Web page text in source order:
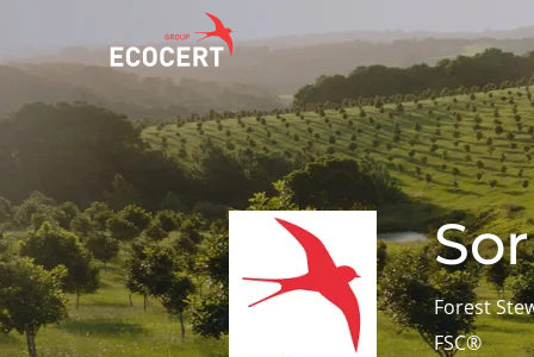
HIZMETLERIMIZ
Sertifikasyon
Eğitim
Danışmanlık
ECOCERT
Hakkımızda
Haberler
Kariyer
Forest
FSC®